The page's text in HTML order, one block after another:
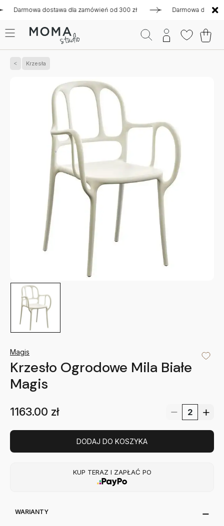
dostawa dla zamówień od 300 zł Darmowa dostawa
Krzesła
Magis
Krzesło Ogrodowe Mila Białe
Magis
1163.00 zł
DODAJ DO KOSZYKA
KUP TERAZ I ZAPŁAĆ PO
WARIANTY